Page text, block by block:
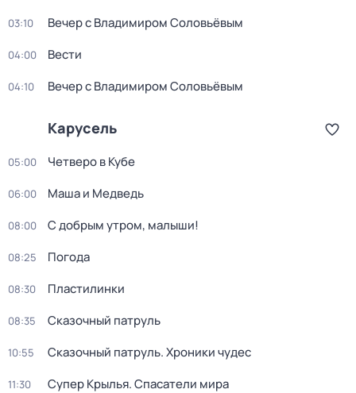
03:10 Вечер с Владимиром Соловьёвым
04:00 Вести
04:10 Вечер с Владимиром Соловьёвым
Карусель
05:00 Четверо в Кубе
06:00 Маша и Медведь
08:00 С добрым утром, малыши!
08:25 Погода
08:30 Пластилинки
08:35 Сказочный патруль
10:55 Сказочный патруль. Хроники чудес
11:30 Супер Крылья. Спасатели мира